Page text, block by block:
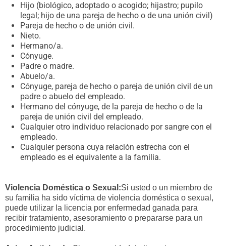
Hijo (biológico, adoptado o acogido; hijastro; pupilo
legal; hijo de una pareja de hecho o de una unión civil)
Pareja de hecho o de unión civil.
Nieto.
Hermano/a.
Cónyuge.
Padre o madre.
Abuelo/a.
Cónyuge, pareja de hecho o pareja de unión civil de un
padre o abuelo del empleado.
Hermano del cónyuge, de la pareja de hecho o de la
pareja de unión civil del empleado.
Cualquier otro individuo relacionado por sangre con el
empleado.
Cualquier persona cuya relación estrecha con el
empleado es el equivalente a la familia.
Violencia Doméstica o Sexual:Si usted o un miembro de
su familia ha sido víctima de violencia doméstica o sexual,
puede utilizar la licencia por enfermedad ganada para
recibir tratamiento, asesoramiento o prepararse para un
procedimiento judicial.